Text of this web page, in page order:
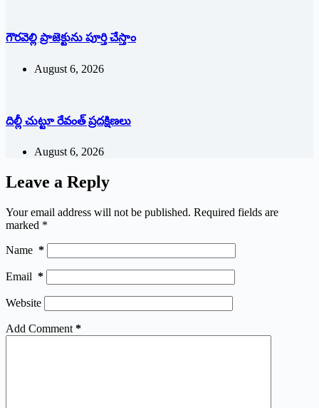
గౌరవెల్లి ప్రాజెక్టును పూర్తి చేస్తాం
August 6, 2026
దిల్లీ చుట్టూ రేవంత్ ప్ర‌ద‌క్షిణ‌లు
August 6, 2026
Leave a Reply
Your email address will not be published. Required fields are
marked *
Name *
Email *
Website
Add Comment *